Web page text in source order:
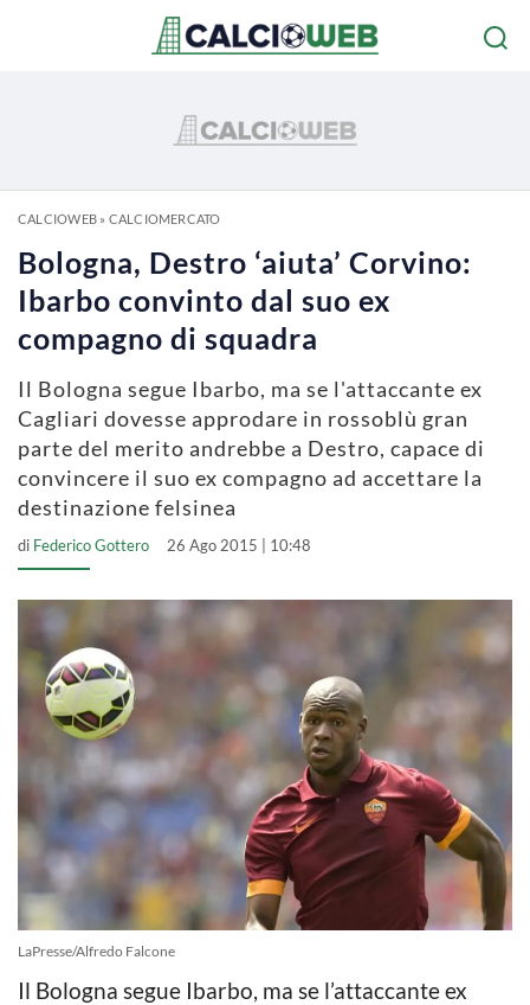
CALCIOWEB» CALCIOMERCATO
Bologna, Destro ‘aiuta’ Corvino:
Ibarbo convinto dal suo ex
compagno di squadra
Il Bologna segue Ibarbo, ma se l'attaccante ex
Cagliari dovesse approdare in rossoblù gran
parte del merito andrebbe a Destro, capace di
convincere il suo ex compagno ad accettare la
destinazione felsinea
di Federico Gottero 26 Ago 2015 | 10:48
LaPresse/Alfredo Falcone
Il Bologna segue Ibarbo, ma se l’attaccante ex